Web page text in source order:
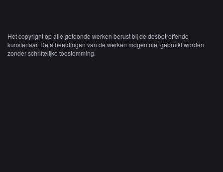
Het copyright op alle getoonde werken berust bij de desbetreffende
kunstenaar. De afbeeldingen van de werken mogen niet gebruikt worden
zonder schriftelijke toestemming.